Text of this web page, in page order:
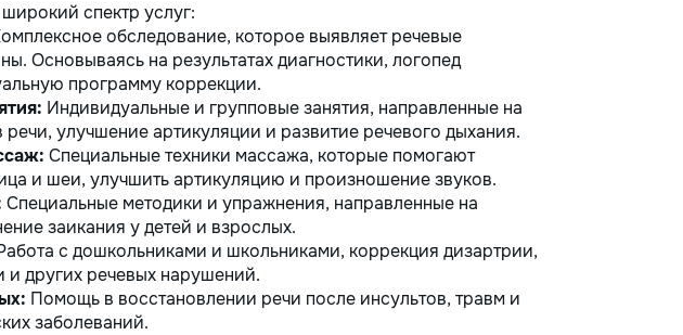
спектр услуг:
обследование, которое выявляет речевые
Основываясь на результатах диагностики, логопед
программу коррекции.
Индивидуальные и групповые занятия, направленные на
речи, улучшение артикуляции и развитие речевого дыхания.
Специальные техники массажа, которые помогают
и шеи, улучшить артикуляцию и произношение звуков.
Специальные методики и упражнения, направленные на
заикания у детей и взрослых.
с дошкольниками и школьниками, коррекция дизартрии,
других речевых нарушений.
Помощь в восстановлении речи после инсультов, травм и
заболеваний.